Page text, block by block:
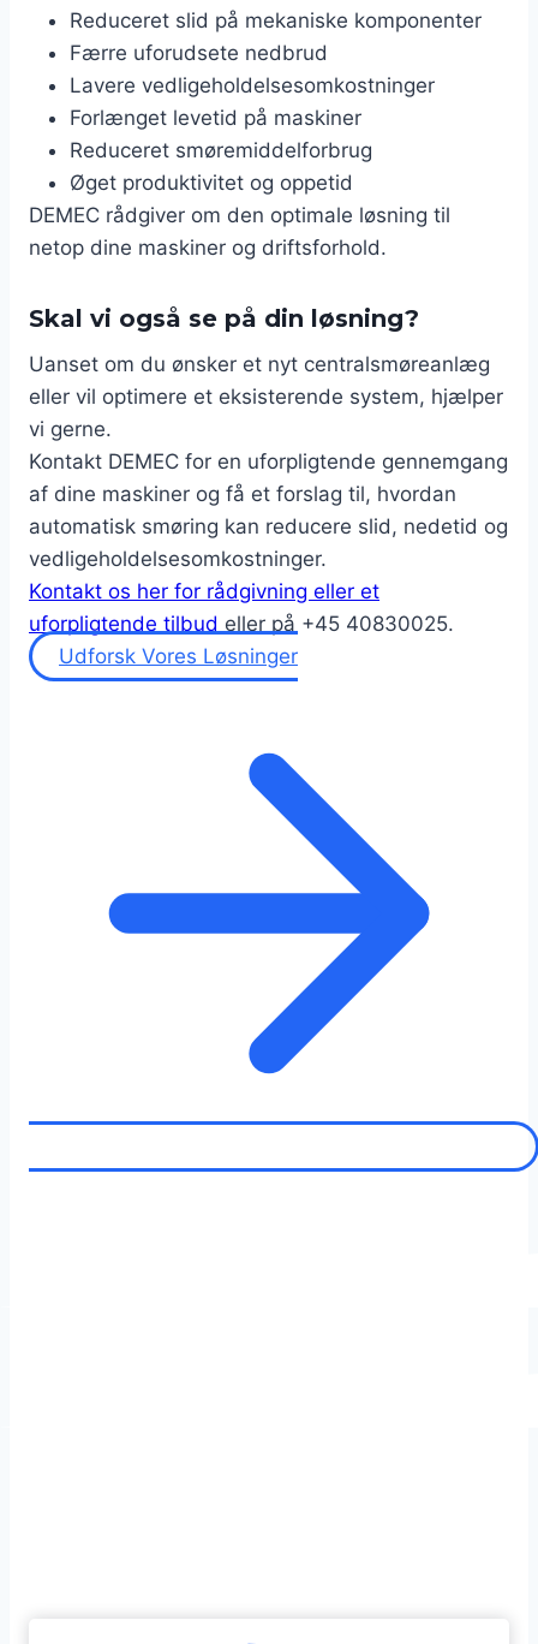
Reduceret slid på mekaniske komponenter
Færre uforudsete nedbrud
Lavere vedligeholdelsesomkostninger
Forlænget levetid på maskiner
Reduceret smøremiddelforbrug
Øget produktivitet og oppetid
DEMEC rådgiver om den optimale løsning til
netop dine maskiner og driftsforhold.
Skal vi også se på din løsning?
Uanset om du ønsker et nyt centralsmøreanlæg
eller vil optimere et eksisterende system, hjælper
vi gerne.
Kontakt DEMEC for en uforpligtende gennemgang
af dine maskiner og få et forslag til, hvordan
automatisk smøring kan reducere slid, nedetid og
vedligeholdelsesomkostninger.
Kontakt os her for rådgivning eller et
uforpligtende tilbud eller på +45 40830025.
Udforsk Vores Løsninger